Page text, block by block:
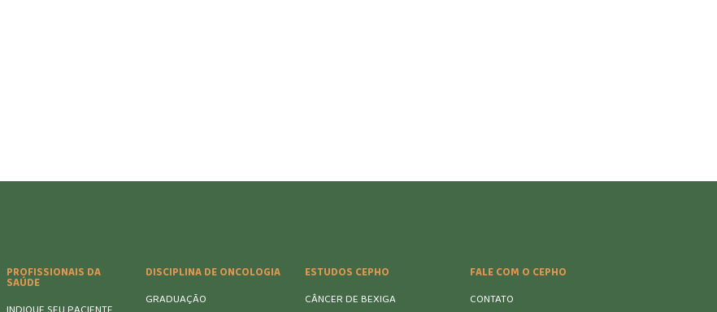
PROFISSIONAIS DA
SAÚDE
DISCIPLINA DE ONCOLOGIA
GRADUAÇÃO
ESTUDOS CEPHO
CÂNCER DE BEXIGA
FALE COM O CEPHO
CONTATO